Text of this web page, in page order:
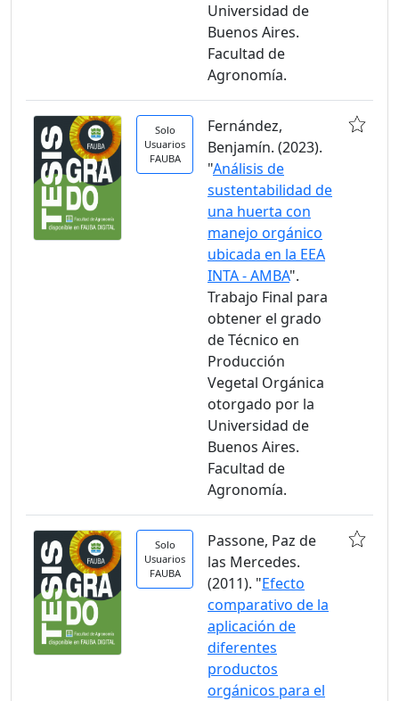
Universidad de
Buenos Aires.
Facultad de
Agronomía.
Solo
Usuarios
FAUBA
Fernández,
Benjamín. (2023).
"Análisis de
sustentabilidad de
una huerta con
manejo orgánico
ubicada en la EEA
INTA - AMBA".
Trabajo Final para
obtener el grado
de Técnico en
Producción
Vegetal Orgánica
otorgado por la
Universidad de
Buenos Aires.
Facultad de
Agronomía.
Solo
Usuarios
FAUBA
Passone, Paz de
las Mercedes.
(2011). "Efecto
comparativo de la
aplicación de
diferentes
productos
orgánicos para el